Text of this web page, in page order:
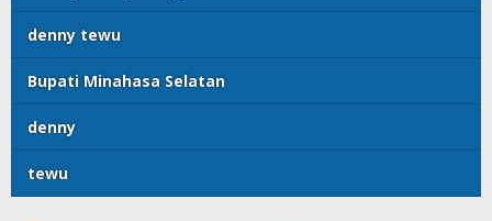
denny tewu
Bupati Minahasa Selatan
denny
tewu